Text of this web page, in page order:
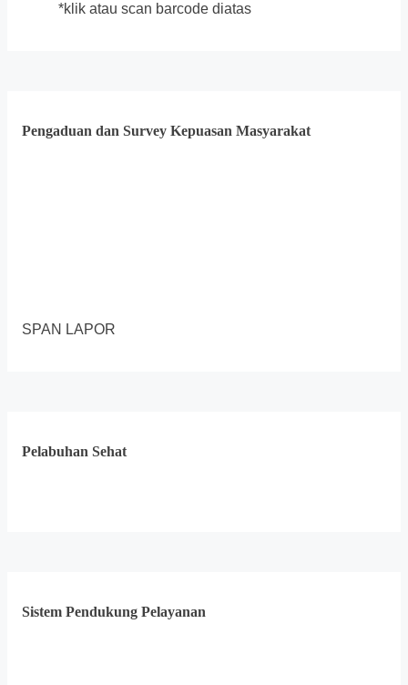
*klik atau scan barcode diatas
Pengaduan dan Survey Kepuasan Masyarakat
SPAN LAPOR
Pelabuhan Sehat
Sistem Pendukung Pelayanan